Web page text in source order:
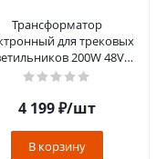
Трансформатор
для трековых
200W 48V
LB48 черный
4 199₽/шт
В корзину